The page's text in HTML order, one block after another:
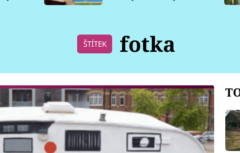
ŠTÍTEK fotka